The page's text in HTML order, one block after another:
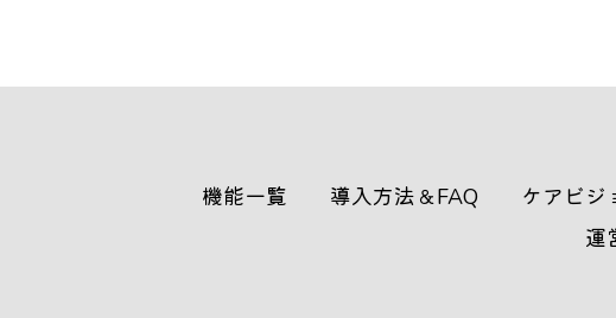
機能一覧 導入方法＆FAQ
ケアビジ
運